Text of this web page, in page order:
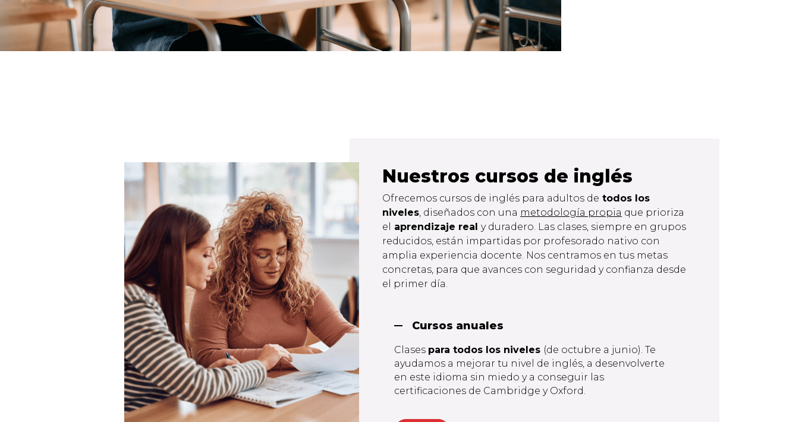
Nuestros cursos de inglés
Ofrecemos cursos de inglés para adultos de todos los
niveles , diseñados con una metodología propia que prioriza
el
aprendizaje realy duradero. Las clases, siempre en grupos
reducidos, están impartidas por profesorado nativo con
amplia experiencia docente. Nos centramos en tus metas
concretas, para que avances con seguridad y confianza desde
el primer día.
Cursos anuales
Clases para todos los niveles (de octubre a junio). Te
ayudamos a mejorar tu nivel de inglés, a desenvolverte
en este idioma sin miedo y a conseguir las
certificaciones de Cambridge y Oxford.